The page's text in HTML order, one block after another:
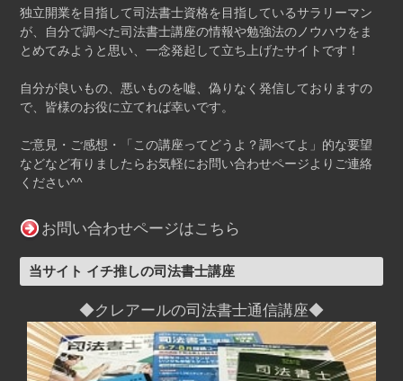
独立開業を目指して司法書士資格を目指しているサラリーマン
が、自分で調べた司法書士講座の情報や勉強法のノウハウをま
とめてみようと思い、一念発起して立ち上げたサイトです！
自分が良いもの、悪いものを嘘、偽りなく発信しておりますの
で、皆様のお役に立てれば幸いです。
ご意見・ご感想・「この講座ってどうよ？調べてよ」的な要望
などなど有りましたらお気軽にお問い合わせページよりご連絡
ください^^
お問い合わせページはこちら
当サイト イチ推しの司法書士講座
◆クレアールの司法書士通信講座◆